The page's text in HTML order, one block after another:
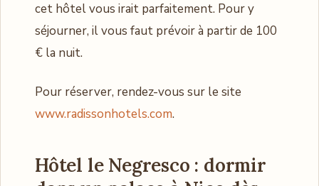
cet hôtel vous irait parfaitement. Pour y
séjourner, il vous faut prévoir à partir de 100
€ la nuit.
Pour réserver, rendez-vous sur le site
www.radissonhotels.com.
Hôtel le Negresco : dormir